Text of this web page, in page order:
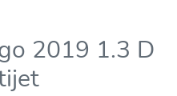
2019 1.3 D